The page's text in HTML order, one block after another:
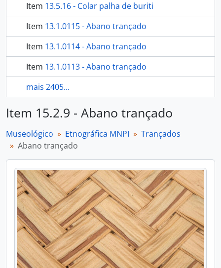
Item 13.5.16 - Colar palha de buriti
Item 13.1.0115 - Abano trançado
Item 13.1.0114 - Abano trançado
Item 13.1.0113 - Abano trançado
mais 2405...
Item 15.2.9 - Abano trançado
Museológico Etnográfica MNPI
Trançados
Abano trançado